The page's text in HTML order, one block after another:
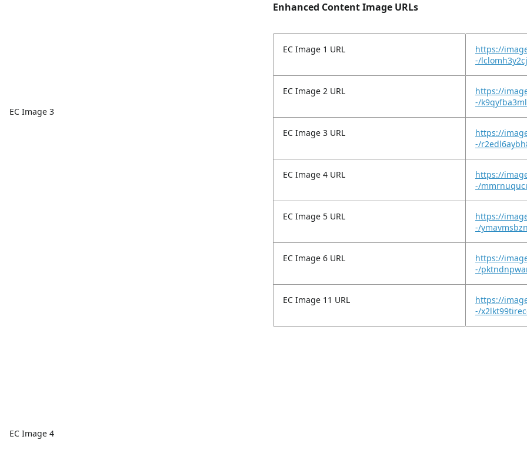
EC Image 3
EC Image 4
Enhanced Content Image URLs
EC Image 1 URL
https://
-/
EC Image 2 URL
https://
-/
EC Image 3 URL
https://
-/
EC Image 4 URL
https://
-/
EC Image 5 URL
https://
-/
EC Image 6 URL
https://
-/
EC Image 11 URL
https://
-/